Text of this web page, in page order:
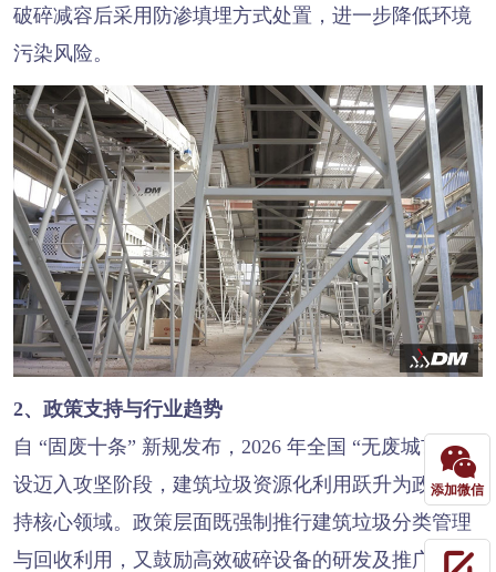
破碎减容后采用防渗填埋方式处置，进一步降低环境
污染风险。
2、政策支持与行业趋势
自 “固废十条” 新规发布，2026 年全国 “无废城市” 建
设迈入攻坚阶段，建筑垃圾资源化利用跃升为政策扶
持核心领域。政策层面既强制推行建筑垃圾分类管理
与回收利用，又鼓励高效破碎设备的研发及推广，同
添加微信